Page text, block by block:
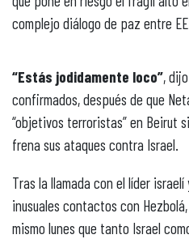
complejo diálogo de paz entre
“Estás jodidamente loco”,
confirmados, después de que
“objetivos terroristas” en Beirut
frena sus ataques contra Israel.
Tras la llamada con el líder
inusuales contactos con
mismo lunes que tanto Israel